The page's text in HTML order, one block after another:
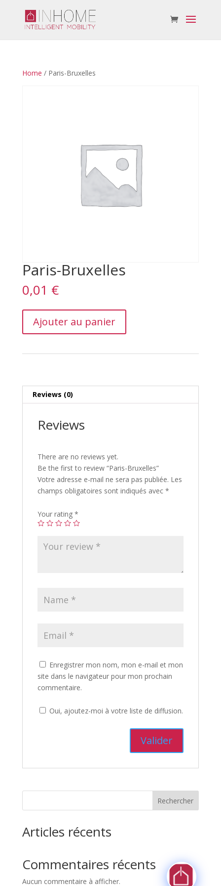
Home / Paris-Bruxelles
Paris-Bruxelles
0,01 €
Bruxelles
Ajouter au panier
Reviews (0)
Reviews
There are no reviews yet.
Be the first to review “Paris-Bruxelles”
Votre adresse e-mail ne sera pas publiée. Les
champs obligatoires sont indiqués avec *
Your rating *
Enregistrer mon nom, mon e-mail et mon
site dans le navigateur pour mon prochain
commentaire.
Oui, ajoutez-moi à votre liste de diffusion.
Rechercher
Articles récents
Commentaires récents
Aucun commentaire à afficher.